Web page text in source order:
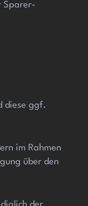
Sparer-
diese ggf.
im Rahmen
über den